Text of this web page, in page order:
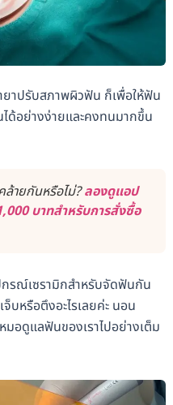
าปรับสภาพผิวฟัน ก็เพื่อให้ฟัน
ด้อย่างง่ายและคงทนมากขึ้น
ายกันหรือไม่?ลองดูแอป
บาทสำหรับการสั่งซื้อ
รณ์เซรามิกสำหรับจัดฟันกัน
หรือตึงอะไรเลยค่ะ นอน
อดูแลฟันของเราไปอย่างเต็ม